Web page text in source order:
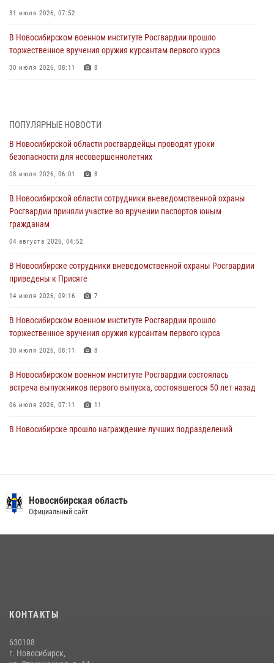
31 июля 2026, 07:52
В Новосибирском военном институте Росгвардии прошло
торжественное вручения оружия курсантам первого курса
30 июля 2026, 08:11 8
В Новосибирске сотрудниками вневедомственной охраны
Росгвардии задержан гражданин, находящийся в розыске
В Новосибирске военнослужащие отряда спецназа «Ермак»
Росгвардии провели занятия по беспарашютному десантированию
28 июля 2026, 02:42
В Новосибирске военнослужащие Росгвардии почтили память детей
– жертв войны в Донбассе
27 июля 2026, 02:16 5
В Новосибирске прошло награждение лучших подразделений
вневедомственной охраны Росгвардии за первое полугодие
24 июля 2026, 02:32 4
ПОПУЛЯРНЫЕ НОВОСТИ
В Новосибирской области росгвардейцы проводят уроки
безопасности для несовершеннолетних
08 июля 2026, 06:01 8
В Новосибирской области сотрудники вневедомственной охраны
Росгвардии приняли участие во вручении паспортов юным
гражданам
04 августа 2026, 04:52
В Новосибирске сотрудники вневедомственной охраны Росгвардии
приведены к Присяге
14 июля 2026, 09:16 7
В Новосибирском военном институте Росгвардии прошло
торжественное вручения оружия курсантам первого курса
30 июля 2026, 08:11 8
В Новосибирском военном институте Росгвардии состоялась
встреча выпускников первого выпуска, состоявшегося 50 лет назад
06 июля 2026, 07:11 11
В Новосибирске прошло награждение лучших подразделений
зачинщиков уличной драки
17 июля 2026, 07:24
«закладку»
В Новосибирске сотрудниками вневедомственной охраны
Новосибирская область
Официальный сайт
КОНТАКТЫ
630108
г. Новосибирск,